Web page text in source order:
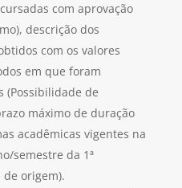
com aprovação
descrição dos
com os valores
em que foram
(Possibilidade de
máximo de duração
acadêmicas vigentes na
semestre da 1ª
origem).